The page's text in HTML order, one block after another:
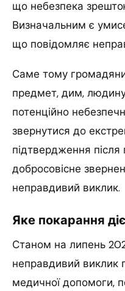
що небезпека
Визначальним є
що повідомляє
Саме тому
предмет, дим, людину
потенційно
звернутися до
підтвердження
добросовісне
неправдивий виклик.
Яке покарання
Станом на липень
неправдивий виклик
медичної допомоги,